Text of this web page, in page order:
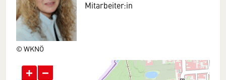
© WKNÖ
Mitarbeiter:in
+ −